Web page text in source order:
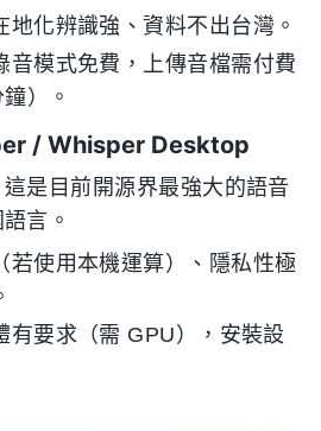
地化辨識強、資料不出台灣。
音模式免費，上傳音檔需付費
）。
/ Whisper Desktop
是目前開源界最強大的語音
言。
若使用本機運算）、隱私性極
有要求（需 GPU），安裝設